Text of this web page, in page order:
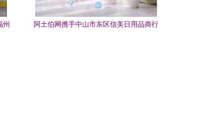
州
阿土伯网携手中山市东区信美日用品商行